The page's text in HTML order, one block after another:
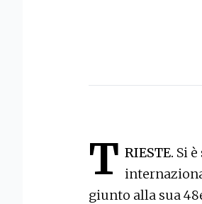
T RIESTE. Si
giunto alla sua